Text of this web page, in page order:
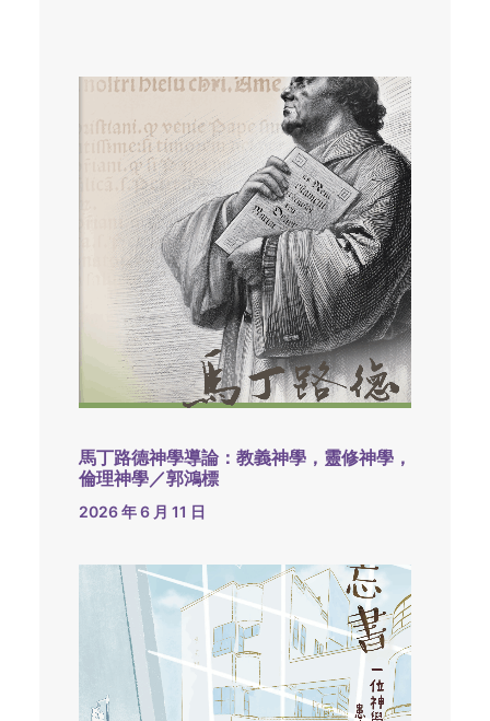
馬丁路德神學導論：教義神學，靈修神學，
倫理神學／郭鴻標
2026 年 6 月 11 日